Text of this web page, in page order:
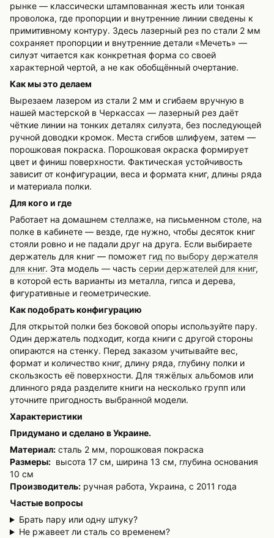
рынке — классически штампованная жесть или тонкая
проволока, где пропорции и внутренние линии сведены к
примитивному контуру. Здесь лазерный рез по стали 2 мм
сохраняет пропорции и внутренние детали «Мечеть» —
силуэт читается как конкретная форма со своей
характерной чертой, а не как обобщённый очертание.
Как мы это делаем
Вырезаем лазером из стали 2 мм и сгибаем вручную в
нашей мастерской в Черкассах — лазерный рез даёт
чёткие линии на тонких деталях силуэта, без последующей
ручной доводки кромок. Места сгибов шлифуем, затем —
порошковая покраска. Порошковая окраска формирует
цвет и финиш поверхности. Фактическая устойчивость
зависит от конфигурации, веса и формата книг, длины ряда
и материала полки.
Для кого и где
Работает на домашнем стеллаже, на письменном столе, на
полке в кабинете — везде, где нужно, чтобы десяток книг
стояли ровно и не падали друг на друга. Если выбираете
держатель для книг — поможет гид по выбору держателя
для книг. Эта модель — часть серии держателей для книг,
в которой есть варианты из металла, гипса и дерева,
фигуративные и геометрические.
Как подобрать конфигурацию
Для открытой полки без боковой опоры используйте пару.
Один держатель подходит, когда книги с другой стороны
опираются на стенку. Перед заказом учитывайте вес,
формат и количество книг, длину ряда, глубину полки и
скользкость её поверхности. Для тяжёлых альбомов или
длинного ряда разделите книги на несколько групп или
уточните пригодность выбранной модели.
Характеристики
Придумано и сделано в Украине.
Материал: сталь 2 мм, порошковая покраска
Размеры: высота 17 см, ширина 13 см, глубина основания
10 см
Производитель: ручная работа, Украина, с 2011 года
Частые вопросы
Брать пару или одну штуку?
Не ржавеет ли сталь со временем?